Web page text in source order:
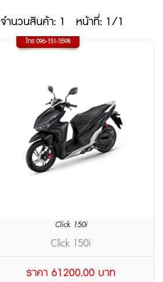
จำนวนสินค้า: 1 หน้าที่: 1/1
โทร 096-151-5598
Click 150i
Click 150i
ราคา 61200.00 บาท